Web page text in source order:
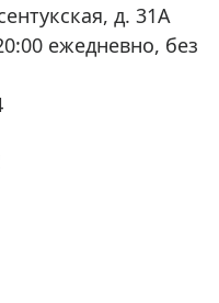
д. 31А
ежедневно, без